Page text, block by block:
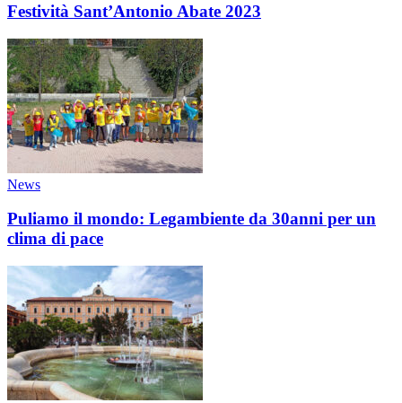
Festività Sant’Antonio Abate 2023
News
Puliamo il mondo: Legambiente da 30anni per un
clima di pace